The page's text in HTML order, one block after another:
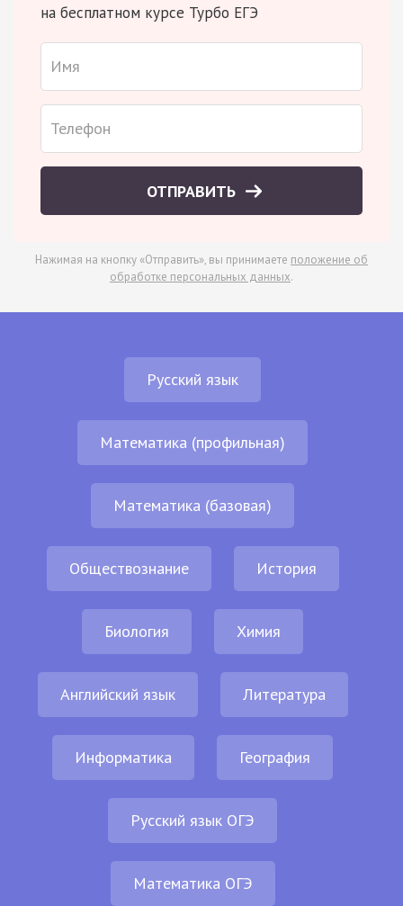
на бесплатном курсе Турбо ЕГЭ
ОТПРАВИТЬ
Нажимая на кнопку «Отправить», вы принимаете положение об
обработке персональных данных.
Русский язык
Математика (профильная)
Математика (базовая)
Обществознание История
Биология Химия
Английский язык Литература
Информатика География
Русский язык ОГЭ
Математика ОГЭ